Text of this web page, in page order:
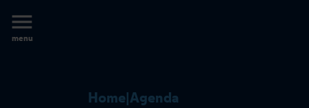
Arnhem
menu
Home Agenda